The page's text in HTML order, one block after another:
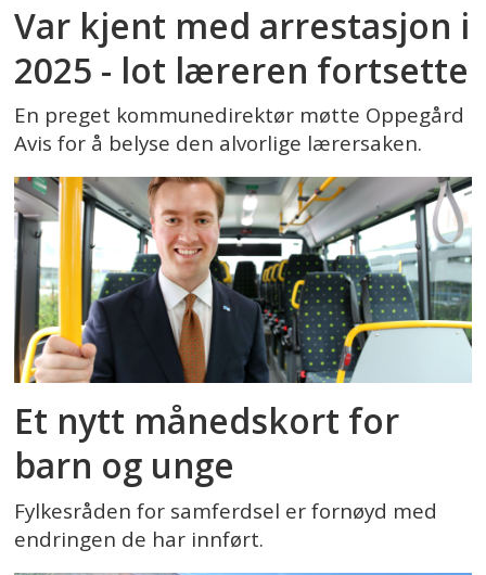
Var kjent med arrestasjon i
2025 - lot læreren fortsette
En preget kommunedirektør møtte Oppegård
Avis for å belyse den alvorlige lærersaken.
Et nytt månedskort for
barn og unge
Fylkesråden for samferdsel er fornøyd med
endringen de har innført.